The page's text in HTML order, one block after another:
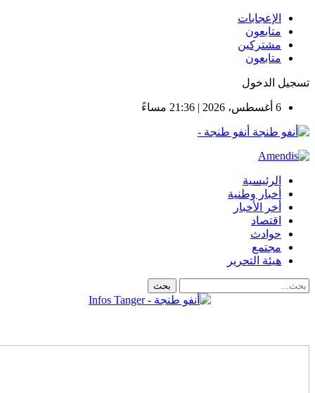
الإعجابات
متابعون
مشتركين
متابعون
الدخول
أنفو طنجة -
الرئيسية
أخبار وطنية
أخر الأخبار
اقتصاد
حوادث
مجتمع
هيئة التحرير